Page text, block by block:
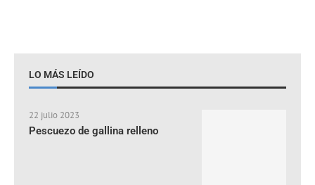
LO MÁS LEÍDO
22 julio 2023
Pescuezo de gallina relleno